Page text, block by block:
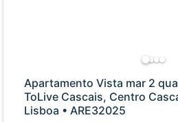
Apartamento Vista mar 2
ToLive Cascais, Centro
Lisboa • ARE32025